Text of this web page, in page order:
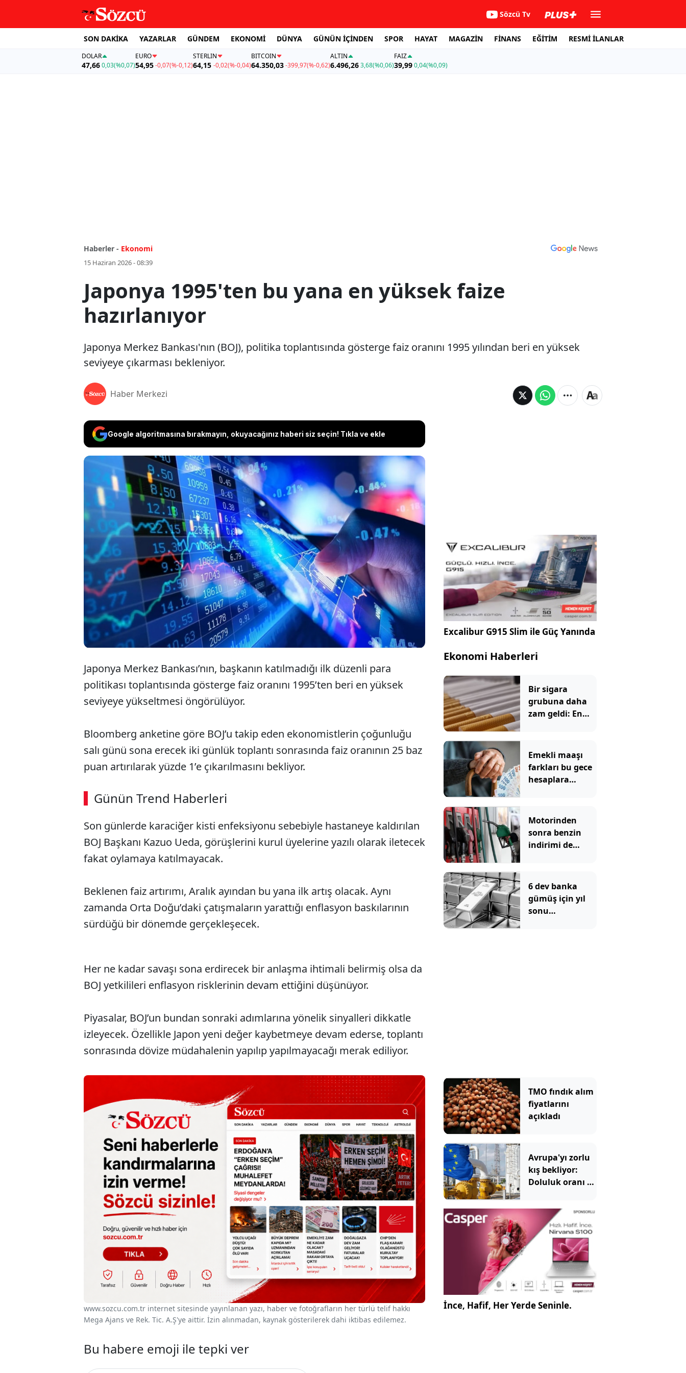
Sözcü Tv
SON DAKİKA YAZARLAR GÜNDEM EKONOMİ DÜNYA GÜNÜN İÇİNDEN SPOR HAYAT MAGAZİN FİNANS EĞİTİM RESMİ İLANLAR
DOLAR
47,660,03(%0,07)
EURO
54,95 -0,07(%-0,12)
STERLIN
64,15 -0,02(%-0,04)
BITCOIN
64.350,03-399,97(%-0,62)
ALTIN
6.496,263,68(%0,06)
FAİZ
39,990,04(%0,09)
Haberler - Ekonomi
15 Haziran 2026 - 08:39
Japonya 1995'ten bu yana en yüksek faize
hazırlanıyor
Japonya Merkez Bankası'nın (BOJ), politika toplantısında gösterge faiz oranını 1995 yılından beri en yüksek
seviyeye çıkarması bekleniyor.
Haber Merkezi
Google algoritmasına bırakmayın, okuyacağınız haberi siz seçin! Tıkla ve ekle
Japonya Merkez Bankası'nın (BOJ), politika
toplantısında gösterge faiz oranını 1995 yılından beri
en yüksek seviyeye çıkarması bekleniyor.
Japonya Merkez Bankası’nın, başkanın katılmadığı ilk düzenli para
politikası toplantısında gösterge faiz oranını 1995’ten beri en yüksek
seviyeye yükseltmesi öngörülüyor.
Bloomberg anketine göre BOJ’u takip eden ekonomistlerin çoğunluğu
salı günü sona erecek iki günlük toplantı sonrasında faiz oranının 25 baz
puan artırılarak yüzde 1’e çıkarılmasını bekliyor.
Günün Trend Haberleri
00:02 / 09:08
Sesi Aç
Son günlerde karaciğer kisti enfeksiyonu sebebiyle hastaneye kaldırılan
BOJ Başkanı Kazuo Ueda, görüşlerini kurul üyelerine yazılı olarak iletecek
fakat oylamaya katılmayacak.
Beklenen faiz artırımı, Aralık ayından bu yana ilk artış olacak. Aynı
zamanda Orta Doğu’daki çatışmaların yarattığı enflasyon baskılarının
sürdüğü bir dönemde gerçekleşecek.
Her ne kadar savaşı sona erdirecek bir anlaşma ihtimali belirmiş olsa da
BOJ yetkilileri enflasyon risklerinin devam ettiğini düşünüyor.
Piyasalar, BOJ’un bundan sonraki adımlarına yönelik sinyalleri dikkatle
izleyecek. Özellikle Japon yeni değer kaybetmeye devam ederse, toplantı
sonrasında dövize müdahalenin yapılıp yapılmayacağı merak ediliyor.
www.sozcu.com.tr internet sitesinde yayınlanan yazı, haber ve fotoğrafların her türlü telif hakkı
Mega Ajans ve Rek. Tic. A.Ş'ye aittir. İzin alınmadan, kaynak gösterilerek dahi iktibas edilemez.
Bu habere emoji ile tepki ver
Excalibur G915 Slim ile Güç Yanında
Ekonomi Haberleri
Bir sigara
grubuna daha
zam geldi: En
Emekli maaşı
farkları bu gece
hesaplara
Motorinden
sonra benzin
indirimi de
6 dev banka
gümüş için yıl
sonu
TMO fındık alım
fiyatlarını
açıkladı
Avrupa'yı zorlu
kış bekliyor:
Doluluk oranı 15
düşüğünde
İnce, Hafif, Her Yerde Seninle.